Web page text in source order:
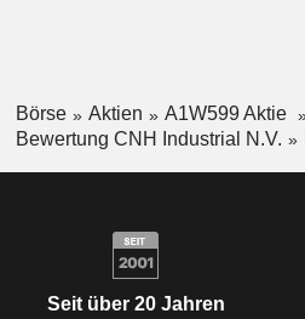
Börse Aktien
A1W599 Aktie
Bewertung CNH Industrial N.V.
Seit über 20 Jahren